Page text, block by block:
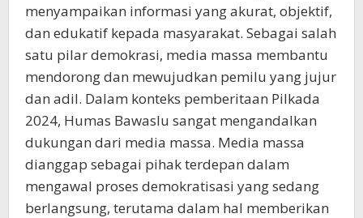
menyampaikan informasi yang akurat, objektif,
dan edukatif kepada masyarakat. Sebagai salah
satu pilar demokrasi, media massa membantu
mendorong dan mewujudkan pemilu yang jujur
dan adil. Dalam konteks pemberitaan Pilkada
2024, Humas Bawaslu sangat mengandalkan
dukungan dari media massa. Media massa
dianggap sebagai pihak terdepan dalam
mengawal proses demokratisasi yang sedang
berlangsung, terutama dalam hal memberikan